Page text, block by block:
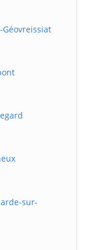
sur-